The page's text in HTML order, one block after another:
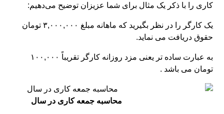
کاری را با ذکر یک مثال برای شما عزیزان توضیح می‌دهیم:
یک کارگر را در نظر بگیرید که ماهانه مبلغ ۳,۰۰۰,۰۰۰ تومان
حقوق دریافت می نماید.
به عبارت ساده تر یعنی مزد روزانه کارگر تقریباً ۱۰۰,۰۰۰
تومان می باشد .
محاسبه جمعه کاری در سال